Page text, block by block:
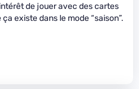
de jouer avec des cartes
existe dans le mode “saison”.